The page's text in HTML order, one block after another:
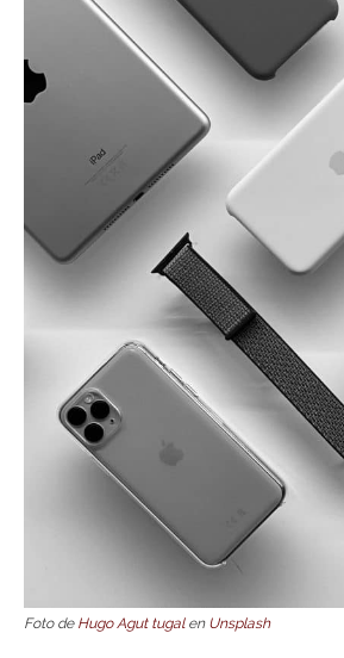
Foto de Hugo Agut tugalen Unsplash